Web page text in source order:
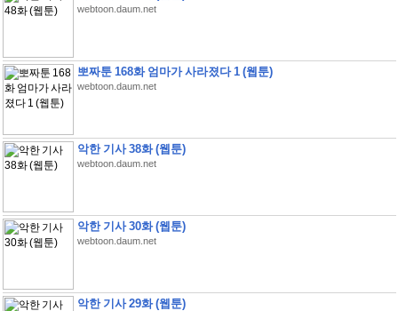
webtoon.daum.net
뽀짜툰 168화 엄마가 사라졌다 1 (웹툰)
webtoon.daum.net
악한 기사 38화 (웹툰)
webtoon.daum.net
악한 기사 30화 (웹툰)
webtoon.daum.net
악한 기사 29화 (웹툰)